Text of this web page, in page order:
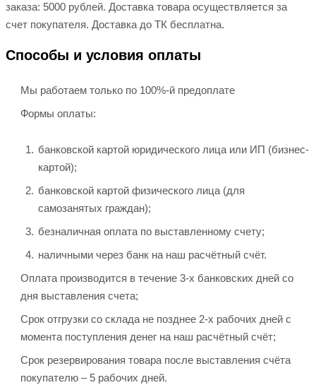
заказа: 5000 рублей. Доставка товара осуществляется за
счет покупателя. Доставка до ТК бесплатна.
Способы и условия оплаты
Мы работаем только по 100%-й предоплате
Формы оплаты:
банковской картой юридического лица или ИП (бизнес-
картой);
банковской картой физического лица (для
самозанятых граждан);
безналичная оплата по выставленному счету;
наличными через банк на наш расчётный счёт.
Оплата производится в течение 3-х банковских дней со
дня выставления счета;
Срок отгрузки со склада не позднее 2-х рабочих дней с
момента поступления денег на наш расчётный счёт;
Срок резервирования товара после выставления счёта
покупателю – 5 рабочих дней.